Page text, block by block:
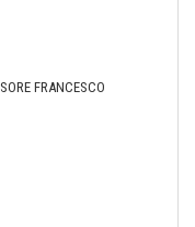
FRANCESCO